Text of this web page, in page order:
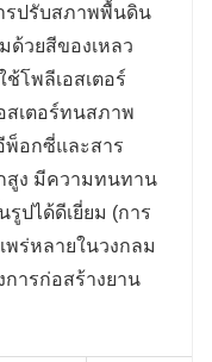
รปรับสภาพพื้นดิน
ด้วยสีของเหลว
โพลีเอสเตอร์
สเตอร์ทนสภาพ
พ็อกซี่และสาร
สูง มีความทนทาน
ปได้ดีเยี่ยม (การ
ร่หลายในวงกลม
การก่อสร้างยาน